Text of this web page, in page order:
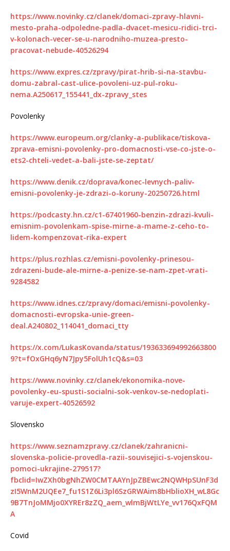
https://www.novinky.cz/clanek/domaci-zpravy-hlavni-
mesto-praha-odpoledne-padla-dvacet-mesicu-ridici-trci-
v-kolonach-vecer-se-u-narodniho-muzea-presto-
pracovat-nebude-40526294
https://www.expres.cz/zpravy/pirat-hrib-si-na-stavbu-
domu-zabral-cast-ulice-povoleni-uz-pul-roku-
nema.A250617_155441_dx-zpravy_stes
Povolenky
https://www.europeum.org/clanky-a-publikace/tiskova-
zprava-emisni-povolenky-pro-domacnosti-vse-co-jste-o-
ets2-chteli-vedet-a-bali-jste-se-zeptat/
https://www.denik.cz/doprava/konec-levnych-paliv-
emisni-povolenky-je-zdrazi-o-koruny-20250726.html
https://podcasty.hn.cz/c1-67401960-benzin-zdrazi-kvuli-
emisnim-povolenkam-spise-mirne-a-mame-z-ceho-to-
lidem-kompenzovat-rika-expert
https://plus.rozhlas.cz/emisni-povolenky-prinesou-
zdrazeni-bude-ale-mirne-a-penize-se-nam-zpet-vrati-
9284582
https://www.idnes.cz/zpravy/domaci/emisni-povolenky-
domacnosti-evropska-unie-green-
deal.A240802_114041_domaci_tty
https://x.com/LukasKovanda/status/193633694992663800
9?t=fOxGHq6yN7Jpy5FolUh1cQ&s=03
https://www.novinky.cz/clanek/ekonomika-nove-
povolenky-eu-spusti-socialni-sok-venkov-se-nedoplati-
varuje-expert-40526592
Slovensko
https://www.seznamzpravy.cz/clanek/zahranicni-
slovenska-policie-provedla-razii-souvisejici-s-vojenskou-
pomoci-ukrajine-279517?
fbclid=IwZXh0bgNhZW0CMTAAYnJpZBEwc2NQWHpSUnF3d
zI5WnM2UQEe7_fu1S1Z6Li3pl6SzGRWAim8bHblioXH_wL8Gc
9B7TnJoMMjo0XYREr8zZQ_aem_wlmBjWtLYe_vv176QxFQM
A
Covid